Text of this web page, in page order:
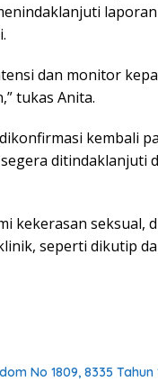
dan monitor
tukas Anita.
kembali
ditindaklanjuti
kekerasan seksual,
seperti dikutip
No 1809, 8335